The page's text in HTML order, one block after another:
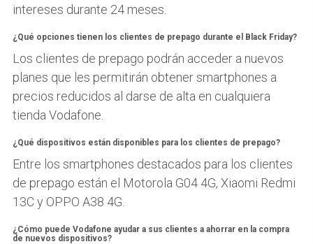
intereses durante 24 meses.
¿Qué opciones tienen los clientes de prepago durante el Black Friday?
Los clientes de prepago podrán acceder a nuevos
planes que les permitirán obtener smartphones a
precios reducidos al darse de alta en cualquiera
tienda Vodafone.
¿Qué dispositivos están disponibles para los clientes de prepago?
Entre los smartphones destacados para los clientes
de prepago están el Motorola G04 4G, Xiaomi Redmi
13C y OPPO A38 4G.
¿Cómo puede Vodafone ayudar a sus clientes a ahorrar en la compra
de nuevos dispositivos?